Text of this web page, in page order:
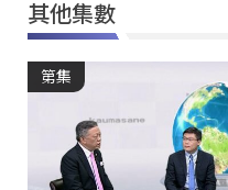
其他集數
第集